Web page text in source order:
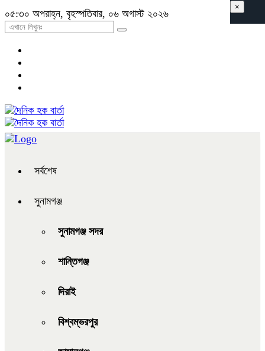
০৫:৩০ অপরাহ্ন, বৃহস্পতিবার, ০৬ অগাস্ট ২০২৬
সর্বশেষ
সুনামগঞ্জ
সুনামগঞ্জ সদর
শান্তিগঞ্জ
দিরাই
বিশ্বম্ভরপুর
×